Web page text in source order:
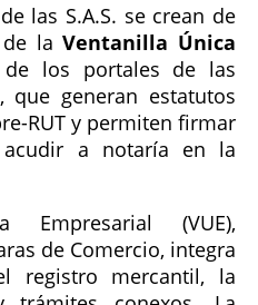
las S.A.S. se crean de
de laVentanilla Única
los portales de las
que generan estatutos
RUT y permiten firmar
acudir a notaría en la
Empresarial (VUE),
de Comercio, integra
registro mercantil, la